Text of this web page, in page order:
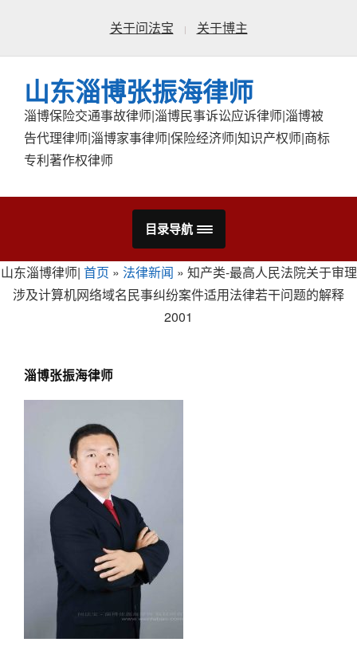
关于问法宝 关于博主
山东淄博张振海律师
淄博保险交通事故律师|淄博民事诉讼应诉律师|淄博被
告代理律师|淄博家事律师|保险经济师|知识产权师|商标
专利著作权律师
目录导航
山东淄博律师| 首页 » 法律新闻 » 知产类-最高人民法院关于审理
涉及计算机网络域名民事纠纷案件适用法律若干问题的解释
2001
淄博张振海律师